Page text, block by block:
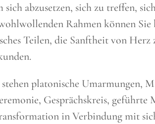
sich abzusetzen, sich zu treffen,
Rahmen können Sie
Teilen, die Sanftheit von Herz
platonische Umarmungen,
Gesprächskreis, geführte
in Verbindung mit